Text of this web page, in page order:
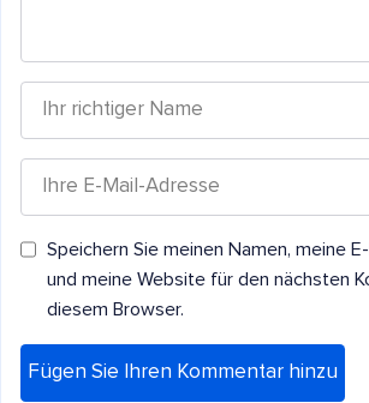
Speichern Sie meinen Namen, meine
und meine Website für den nächsten
diesem Browser.